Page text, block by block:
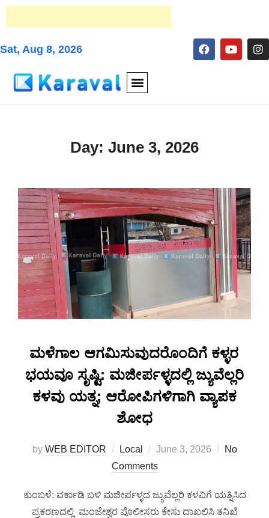
Sat, Aug 8, 2026
Day: June 3, 2026
ಮಳೆಗಾಲ ಆಗಮಿಸುವುದರೊಂದಿಗೆ ಕಳ್ಳರ
ಭಯವೂ ಸೃಷ್ಟಿ: ಮಜೀರ್ಪಳ್ಳದಲ್ಲಿ ಜ್ಯುವೆಲ್ಲರಿ
ಕಳವು ಯತ್ನ; ಆರೋಪಿಗಳಿಗಾಗಿ ವ್ಯಾಪಕ
ಶೋಧ
by WEB EDITOR Local June 3, 2026
No
Comments
ಕುಂಬಳೆ: ವರ್ಕಾಡಿ ಬಳಿ ಮಜೀರ್ಪಳ್ಳದ ಜ್ಯುವೆಲ್ಲರಿ ಕಳವಿಗೆ ಯತ್ನಿಸಿದ
ಪ್ರಕರಣದಲ್ಲಿ ಮಂಜೇಶ್ವರ ಪೊಲೀಸರು ಕೇಸು ದಾಖಲಿಸಿ ತನಿಖೆ